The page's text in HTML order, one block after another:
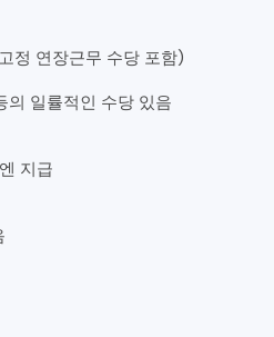
정 연장근무 수당 포함)
의 일률적인 수당 있음
지급